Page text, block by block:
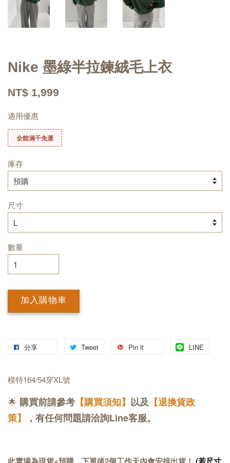
Nike 墨綠半拉鍊絨毛上衣
NT$ 1,999
適用優惠
全館滿千免運
庫存
尺寸
數量
加入購物車
分享 Tweet Pin it LINE
模特164/54穿XL號
🌟 購買前請參考 【購買須知】 以及 【退換貨政
策】
，有任何問題請洽詢Line客服。